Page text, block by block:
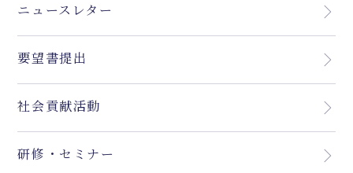
ニュースレター
要望書提出
社会貢献活動
研修・セミナー